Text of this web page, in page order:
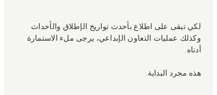
لكي تبقى على اطلاع بأحدث تواريخ الإطلاق والأحداث
وكذلك عمليات التعاون الإبداعي، يرجى ملء الاستمارة
أدناه.
هذه مجرد البداية.